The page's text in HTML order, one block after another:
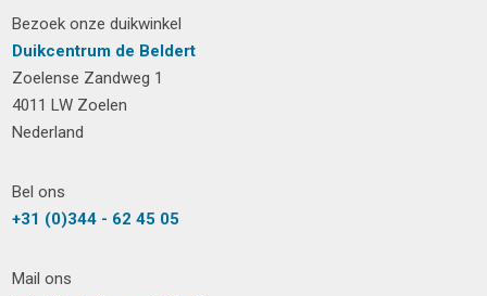
Bezoek onze duikwinkel
Duikcentrum de Beldert
Zoelense Zandweg 1
4011 LW Zoelen
Nederland
Bel ons
+31 (0)344 - 62 45 05
Mail ons